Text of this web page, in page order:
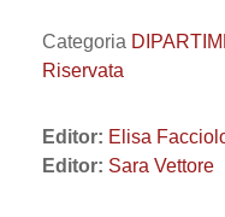
Categoria
Riservata
Editor: Elisa
Editor: Sara Vettore